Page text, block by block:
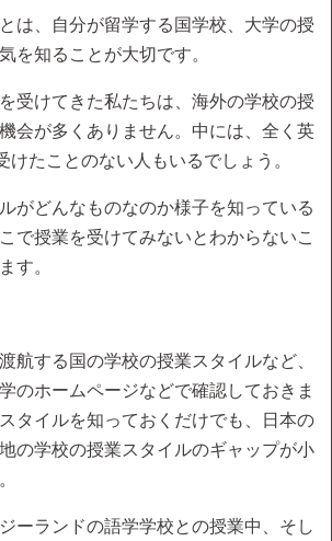
は、自分が留学する国学校、大学の授
を知ることが大切です。
受けてきた私たちは、海外の学校の授
会が多くありません。中には、全く英
けたことのない人もいるでしょう。
がどんなものなのか様子を知っている
で授業を受けてみないとわからないこ
す。
航する国の学校の授業スタイルなど、
のホームページなどで確認しておきま
タイルを知っておくだけでも、日本の
の学校の授業スタイルのギャップが小
ーランドの語学学校との授業中、そし